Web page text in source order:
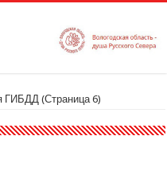
ГИБДД (Страница 6)